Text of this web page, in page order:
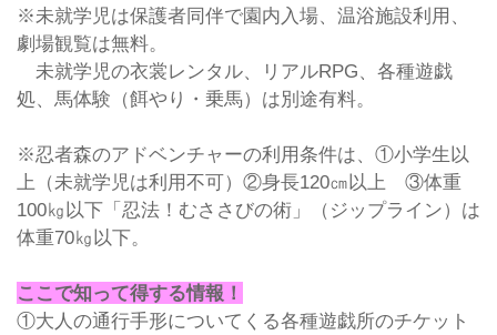
※未就学児は保護者同伴で園内入場、温浴施設利用、
劇場観覧は無料。
未就学児の衣裳レンタル、リアルRPG、各種遊戯
処、馬体験（餌やり・乗馬）は別途有料。
※忍者森のアドベンチャーの利用条件は、①小学生以
上（未就学児は利用不可）②身長120㎝以上 ③体重
100㎏以下「忍法！むささびの術」（ジップライン）は
体重70㎏以下。
ここで知って得する情報！
①大人の通行手形についてくる各種遊戯所のチケット